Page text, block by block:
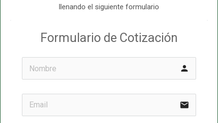
llenando el siguiente formulario
Formulario de Cotización
person
email